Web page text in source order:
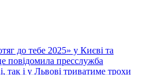
до тебе 2025» у Києві та
повідомила пресслужба
так і у Львові триватиме трохи